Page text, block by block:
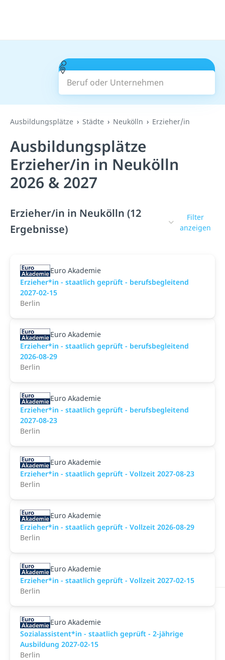
Beruf oder Unternehmen
Suchen
Ausbildungsplätze Städte Neukölln Erzieher/in
Ausbildungsplätze
Erzieher/in in Neukölln
2026 & 2027
Erzieher/in in Neukölln (12
Ergebnisse)
Filter
anzeigen
Euro Akademie
Erzieher*in - staatlich geprüft - berufsbegleitend
2027-02-15
Berlin
Euro Akademie
Erzieher*in - staatlich geprüft - berufsbegleitend
2026-08-29
Berlin
Euro Akademie
Erzieher*in - staatlich geprüft - berufsbegleitend
2027-08-23
Berlin
Euro Akademie
Erzieher*in - staatlich geprüft - Vollzeit 2027-08-23
Berlin
Euro Akademie
Erzieher*in - staatlich geprüft - Vollzeit 2026-08-29
Berlin
Euro Akademie
Erzieher*in - staatlich geprüft - Vollzeit 2027-02-15
Berlin
Euro Akademie
Sozialassistent*in - staatlich geprüft - 2-jährige
Ausbildung 2027-02-15
Berlin